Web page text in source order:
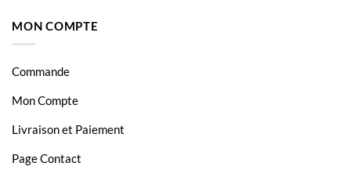
MON COMPTE
Commande
Mon Compte
Livraison et Paiement
Page Contact